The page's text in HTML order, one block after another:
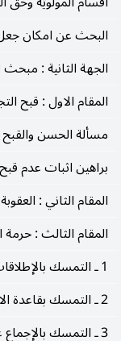
البحث عن امكان
الجهة الثانية :
المقام الاول : قبح
مسألة الحسن والقبح
براهين اثبات عدم
المقام الثاني :
المقام الثالث :
1 ـ التمسك بالإطلاقات الأولية لحرمة التجري :
2 ـ التمسك بقاعدة الاستلزام العقلي لحرمة التجري :
3 ـ التمسك بالإجماع على حرمة التجري :
والأول ما كان
سواء كان
كتحريم كل خمر
ترتب الحكم
طريقا إلى ذلك
وانما البحث في
١ ـ تقسيمات القطع الموضوعي :
المقام الأول ـ